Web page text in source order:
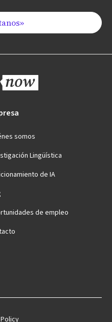
somos
Lingüística
de IA
de empleo